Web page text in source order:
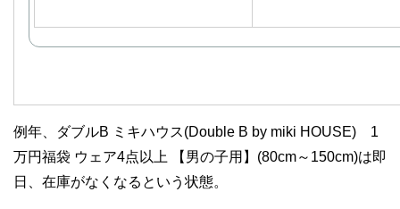
例年、ダブルB ミキハウス(Double B by miki HOUSE) 1
万円福袋 ウェア4点以上 【男の子用】(80cm～150cm)は即
日、在庫がなくなるという状態。